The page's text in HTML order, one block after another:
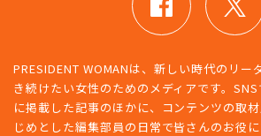
PRESIDENT WOMANは、新しい時代のリー
き続けたい女性のためのメディアです。
に掲載した記事のほかに、コンテンツの取
じめとした編集部員の日常で皆さんのお役